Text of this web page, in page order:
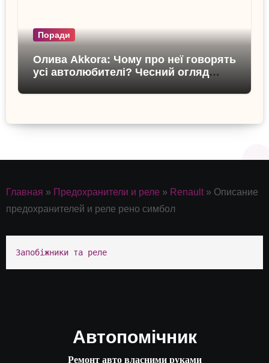
Поради
Олива Akkora: Чому про неї говорять
усі автолюбителі? Чесний огляд
Главная » Предохранители и реле » Renault » Описание
предохранителей и реле рено симбол
Запобіжники та реле
Автопомічник
Ремонт авто власними руками